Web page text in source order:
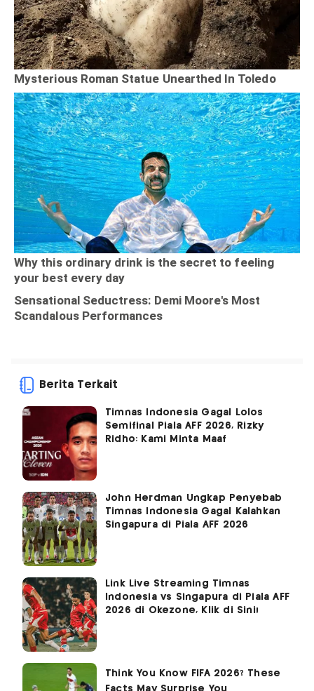
Berita Terkait
Timnas Indonesia Gagal Lolos
Semifinal Piala AFF 2026, Rizky
Ridho: Kami Minta Maaf
John Herdman Ungkap Penyebab
Timnas Indonesia Gagal Kalahkan
Singapura di Piala AFF 2026
Link Live Streaming Timnas
Indonesia vs Singapura di Piala AFF
2026 di Okezone, Klik di Sini!